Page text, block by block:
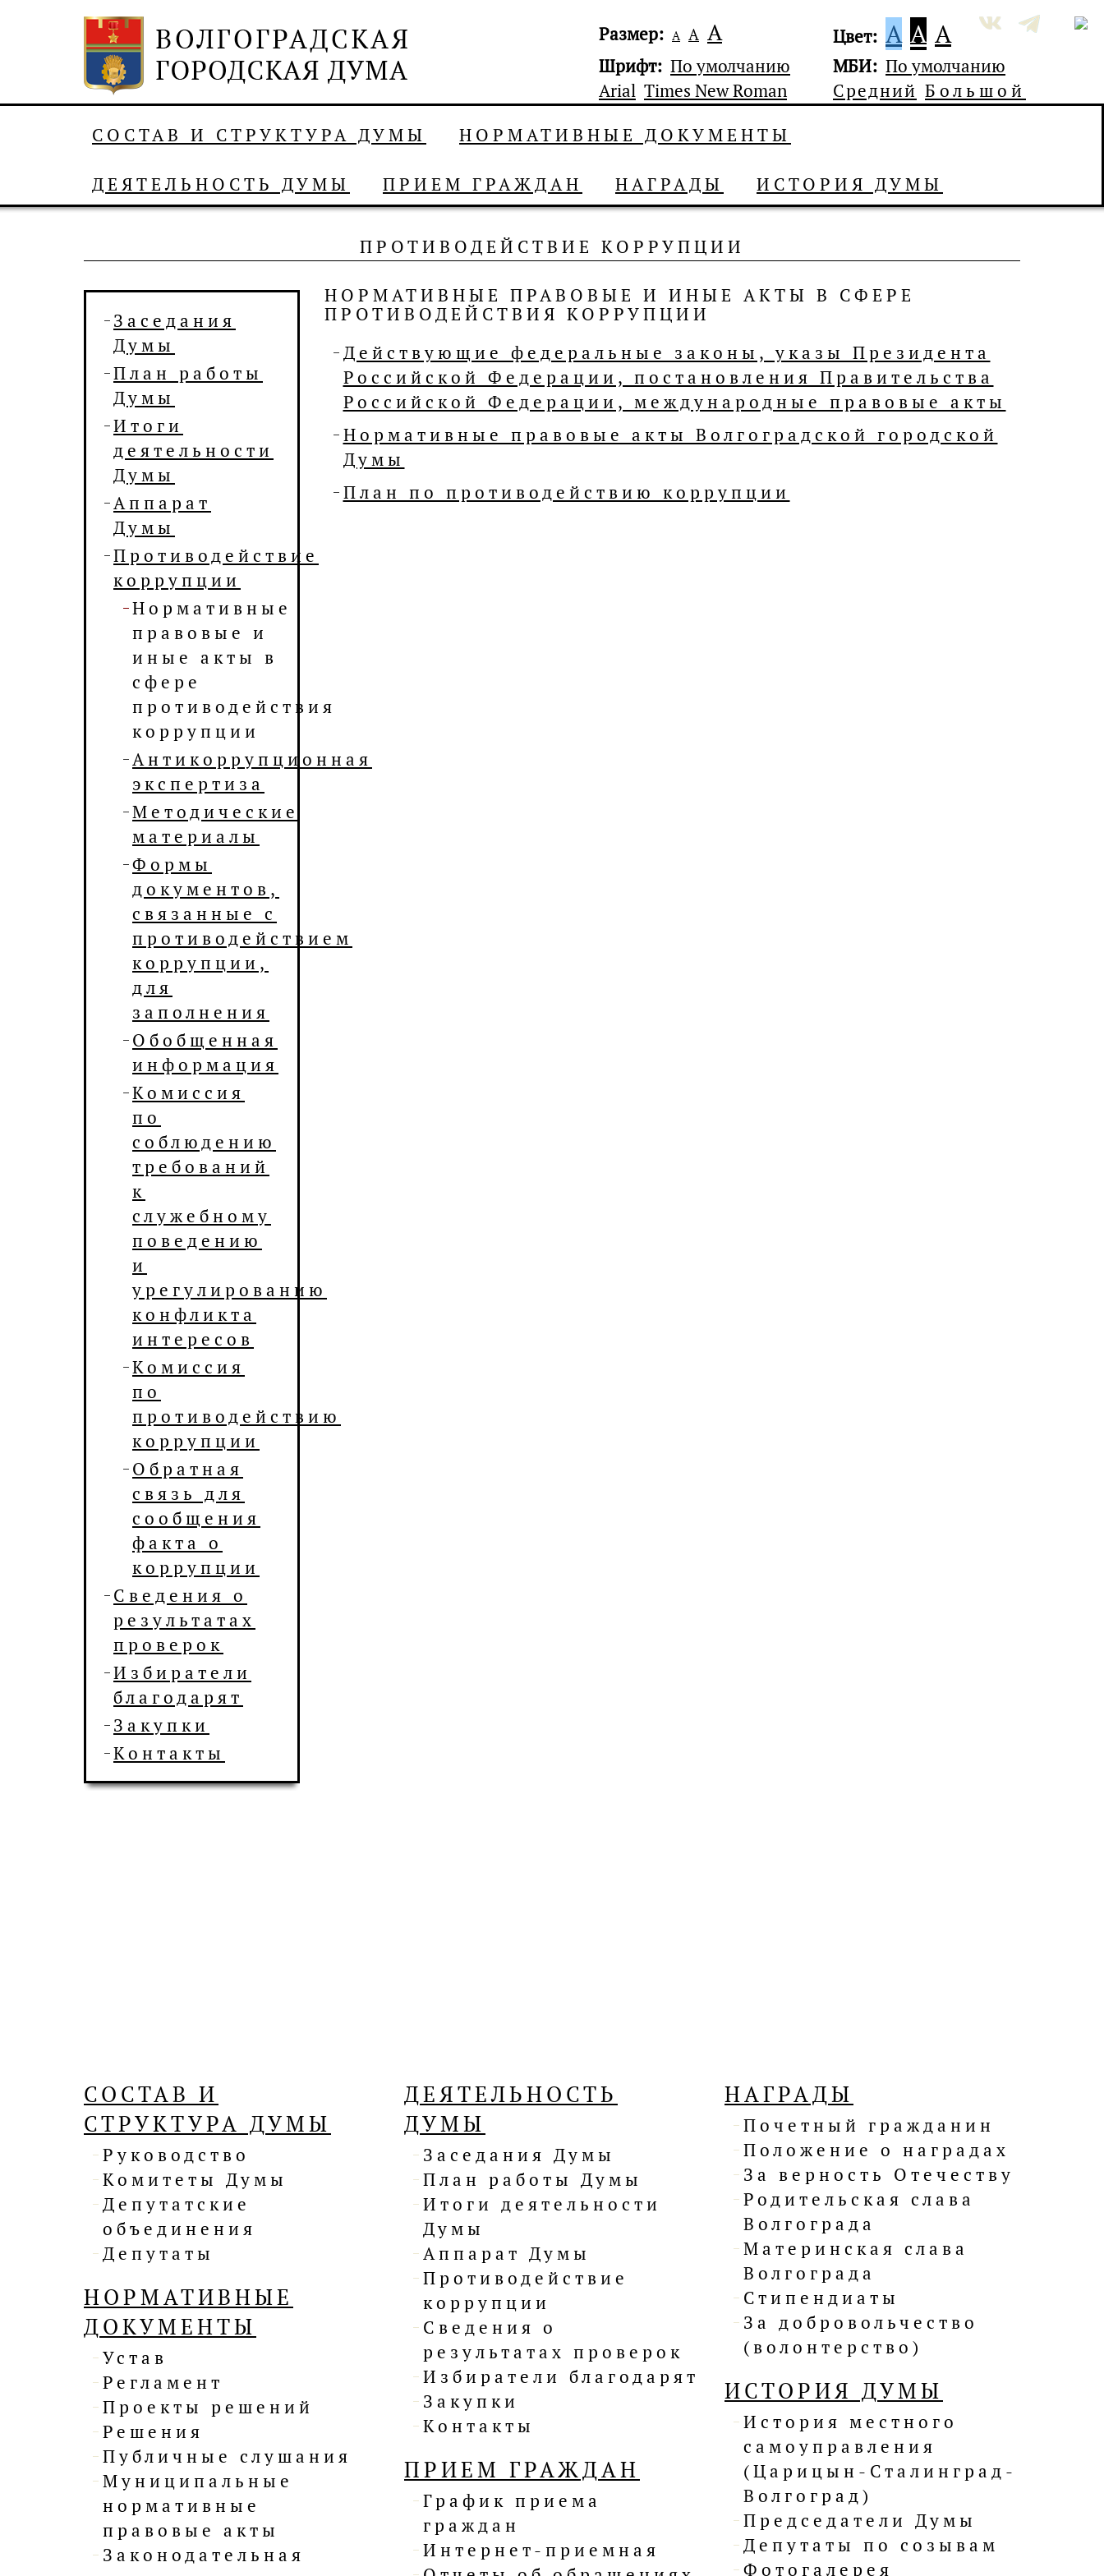
Размер: А А А Цвет: A A A
Шрифт: По умолчанию
Arial Times New Roman
МБИ: По умолчанию
Средний Большой
СОСТАВ И СТРУКТУРА ДУМЫ
НОРМАТИВНЫЕ ДОКУМЕНТЫ
ДЕЯТЕЛЬНОСТЬ ДУМЫ ПРИЕМ ГРАЖДАН НАГРАДЫ ИСТОРИЯ ДУМЫ
ПРОТИВОДЕЙСТВИЕ КОРРУПЦИИ
Заседания
Думы
План работы
Думы
Итоги
деятельности
Думы
Аппарат
Думы
Противодействие
коррупции
Нормативные
правовые и
иные акты в
сфере
противодействия
коррупции
Антикоррупционная
экспертиза
Методические
материалы
Формы
документов,
связанные с
противодействием
коррупции,
для
заполнения
Обобщенная
информация
Комиссия
по
соблюдению
требований
к
служебному
поведению
и
урегулированию
конфликта
интересов
Комиссия
по
противодействию
коррупции
Обратная
связь для
сообщения
факта о
коррупции
Сведения о
результатах
проверок
Избиратели
благодарят
Закупки
Контакты
НОРМАТИВНЫЕ ПРАВОВЫЕ И ИНЫЕ АКТЫ В СФЕРЕ
ПРОТИВОДЕЙСТВИЯ КОРРУПЦИИ
Действующие федеральные законы, указы Президента
Российской Федерации, постановления Правительства
Российской Федерации, международные правовые акты
Нормативные правовые акты Волгоградской городской
Думы
План по противодействию коррупции
СОСТАВ И
СТРУКТУРА ДУМЫ
Руководство
Комитеты Думы
Депутатские
объединения
Депутаты
НОРМАТИВНЫЕ
ДОКУМЕНТЫ
Устав
Регламент
Проекты решений
Решения
Публичные слушания
Муниципальные
нормативные
правовые акты
Законодательная
ДЕЯТЕЛЬНОСТЬ
ДУМЫ
Заседания Думы
План работы Думы
Итоги деятельности
Думы
Аппарат Думы
Противодействие
коррупции
Сведения о
результатах проверок
Избиратели благодарят
Закупки
Контакты
ПРИЕМ ГРАЖДАН
График приема
граждан
Интернет-приемная
НАГРАДЫ
Почетный гражданин
Положение о наградах
За верность Отечеству
Родительская слава
Волгограда
Материнская слава
Волгограда
Стипендиаты
За добровольчество
(волонтерство)
ИСТОРИЯ ДУМЫ
История местного
самоуправления
(Царицын-Сталинград-
Волгоград)
Председатели Думы
Депутаты по созывам
Фотогалерея